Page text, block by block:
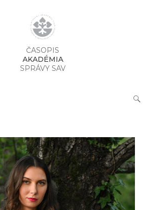
ČASOPIS
AKADÉMIA
SPRÁVY SAV